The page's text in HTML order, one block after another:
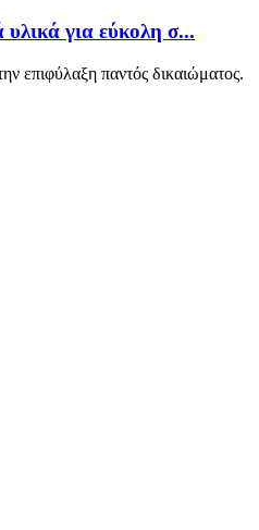
για εύκολη σ...
επιφύλαξη παντός δικαιώματος.